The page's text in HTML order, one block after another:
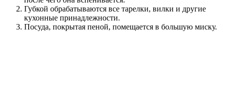
Губкой обрабатываются все тарелки, вилки и другие
кухонные принадлежности.
Посуда, покрытая пеной, помещается в большую миску.